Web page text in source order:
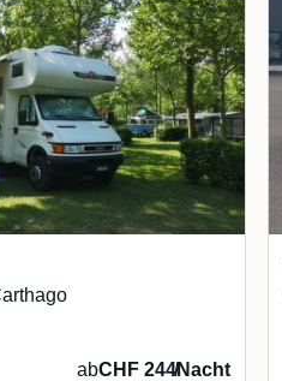
abCHF 244/Nacht